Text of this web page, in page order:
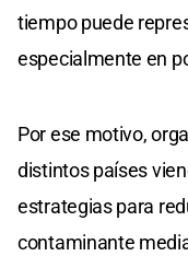
tiempo puede
especialmente en
Por ese motivo,
distintos países
estrategias para
contaminante